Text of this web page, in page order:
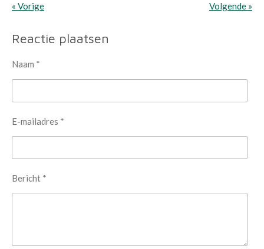
« Vorige Volgende »
Reactie plaatsen
Naam *
E-mailadres *
Bericht *